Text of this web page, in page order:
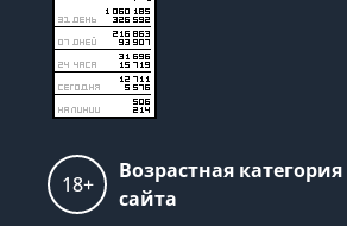
18+
Возрастная категория
сайта